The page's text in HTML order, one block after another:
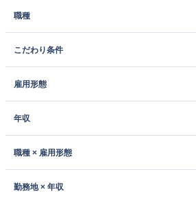
職種
こだわり条件
雇用形態
年収
職種 × 雇用形態
勤務地 × 年収